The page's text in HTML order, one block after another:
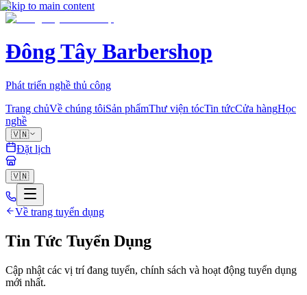
Skip to main content
Đông Tây Barbershop
Phát triển nghề thủ công
Trang chủVề chúng tôiSản phẩmThư viện tócTin tứcCửa hàngHọc
nghề
🇻🇳
Đặt lịch
🇻🇳
Về trang tuyển dụng
Tin Tức Tuyển Dụng
Cập nhật các vị trí đang tuyển, chính sách và hoạt động tuyển dụng
mới nhất.